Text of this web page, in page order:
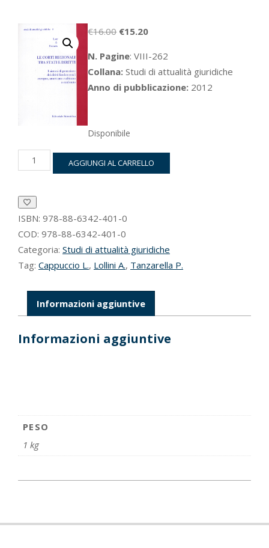
€16.00 Il
originale
era:
€16.00.
€15.20Il
attuale
è:
€15.20.
N. Pagine: VIII-262
Collana: Studi di attualità giuridiche
Anno di pubblicazione: 2012
Disponibile
Corti
Stati
e
diritti
AGGIUNGI AL CARRELLO
ISBN: 978-88-6342-401-0
COD: 978-88-6342-401-0
Categoria: Studi di attualità giuridiche
Tag: Cappuccio L., Lollini A., Tanzarella P.
Informazioni aggiuntive
Informazioni aggiuntive
PESO
1 kg